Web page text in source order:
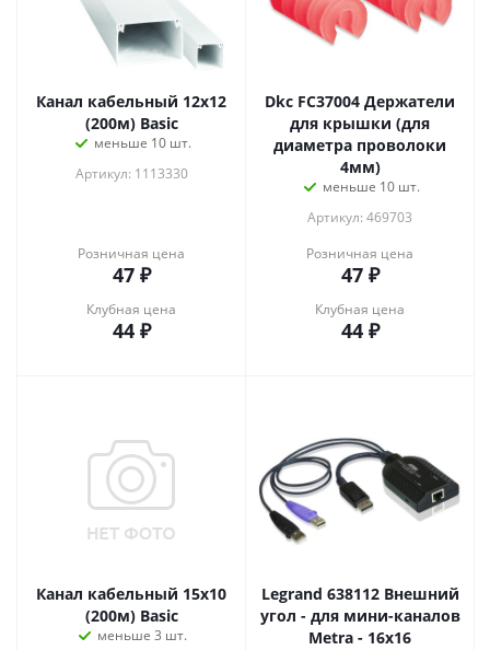
Канал кабельный 12х12
(200м) Basic
меньше 10 шт.
Артикул: 1113330
Розничная цена
47₽
Клубная цена
44₽
Dkc FC37004 Держатели
для крышки (для
диаметра проволоки
4мм)
меньше 10 шт.
Артикул: 469703
Розничная цена
47₽
Клубная цена
44₽
Канал кабельный 15х10
(200м) Basic
меньше 3 шт.
Legrand 638112 Внешний
угол - для мини-каналов
Metra - 16x16